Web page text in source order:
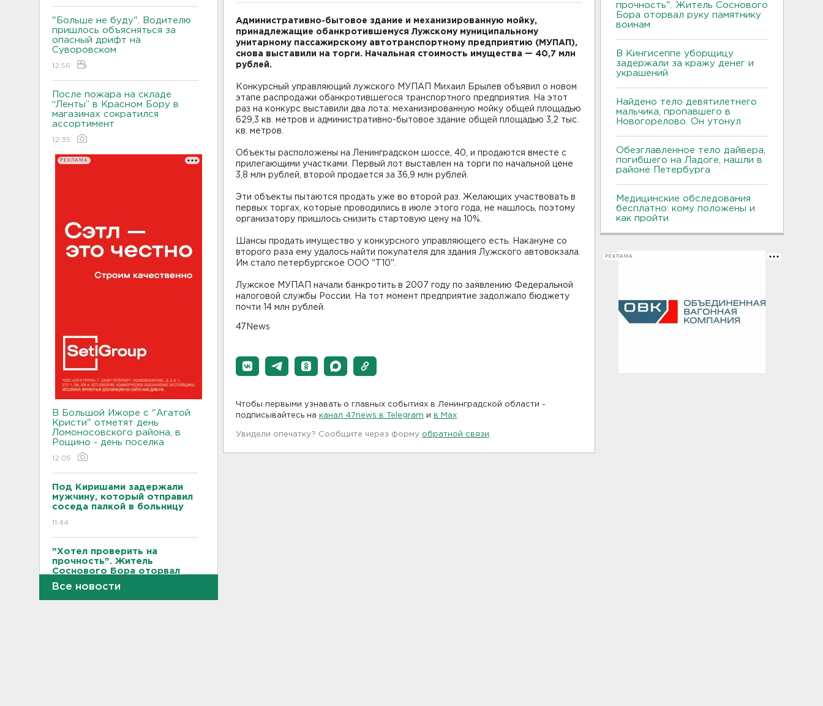
"Больше не буду". Водителю
пришлось объясняться за
опасный дрифт на
Суворовском
12:56
После пожара на складе
“Ленты” в Красном Бору в
магазинах сократился
ассортимент
12:35
РЕКЛАМА
В Большой Ижоре с "Агатой
Кристи" отметят день
Ломоносовского района, в
Рощино - день поселка
12:05
Под Киришами задержали
мужчину, который отправил
соседа палкой в больницу
11:44
"Хотел проверить на
прочность". Житель
Соснового Бора оторвал
Все новости
Административно-бытовое здание и механизированную мойку,
принадлежащие обанкротившемуся Лужскому муниципальному
унитарному пассажирскому автотранспортному предприятию (МУПАП),
снова выставили на торги. Начальная стоимость имущества — 40,7 млн
рублей.
Конкурсный управляющий лужского МУПАП Михаил Брылев объявил о новом
этапе распродажи обанкротившегося транспортного предприятия. На этот
раз на конкурс выставили два лота: механизированную мойку общей площадью
629,3 кв. метров и административно-бытовое здание общей площадью 3,2 тыс.
кв. метров.
Объекты расположены на Ленинградском шоссе, 40, и продаются вместе с
прилегающими участками. Первый лот выставлен на торги по начальной цене
3,8 млн рублей, второй продается за 36,9 млн рублей.
Эти объекты пытаются продать уже во второй раз. Желающих участвовать в
первых торгах, которые проводились в июле этого года, не нашлось, поэтому
организатору пришлось снизить стартовую цену на 10%.
Шансы продать имущество у конкурсного управляющего есть. Накануне со
второго раза ему удалось найти покупателя для здания Лужского автовокзала.
Им стало петербургское ООО "Т10".
Лужское МУПАП начали банкротить в 2007 году по заявлению Федеральной
налоговой службы России. На тот момент предприятие задолжало бюджету
почти 14 млн рублей.
47News
Чтобы первыми узнавать о главных событиях в Ленинградской области -
подписывайтесь на канал 47news в Telegram и в Maх
Увидели опечатку? Сообщите через форму обратной связи
прочность". Житель Соснового
Бора оторвал руку памятнику
воинам
В Кингисеппе уборщицу
задержали за кражу денег и
украшений
Найдено тело девятилетнего
мальчика, пропавшего в
Новогорелово. Он утонул
Обезглавленное тело дайвера,
погибшего на Ладоге, нашли в
районе Петербурга
Медицинские обследования
бесплатно: кому положены и
как пройти
РЕКЛАМА